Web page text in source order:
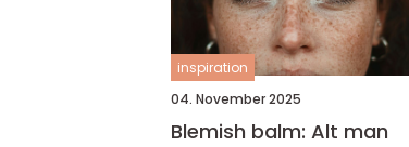
inspiration
04. November 2025
Blemish balm: Alt man